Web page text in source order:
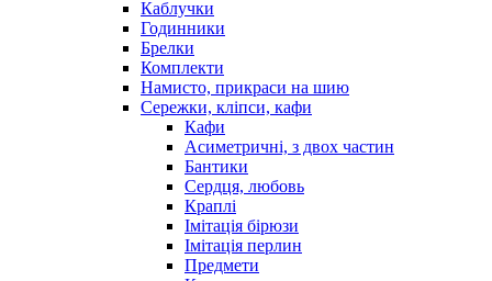
Каблучки
Годинники
Брелки
Комплекти
Намисто, прикраси на шию
Сережки, кліпси, кафи
Кафи
Асиметричні, з двох частин
Бантики
Сердця, любовь
Краплі
Імітація бірюзи
Імітація перлин
Предмети